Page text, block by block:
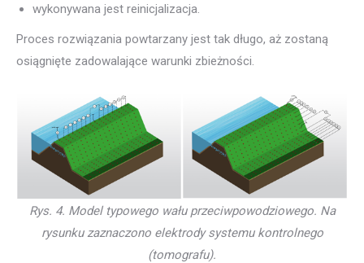
wykonywana jest reinicjalizacja.
Proces rozwiązania powtarzany jest tak długo, aż zostaną
osiągnięte zadowalające warunki zbieżności.
Rys. 4. Model typowego wału przeciwpowodziowego. Na
rysunku zaznaczono elektrody systemu kontrolnego
(tomografu).